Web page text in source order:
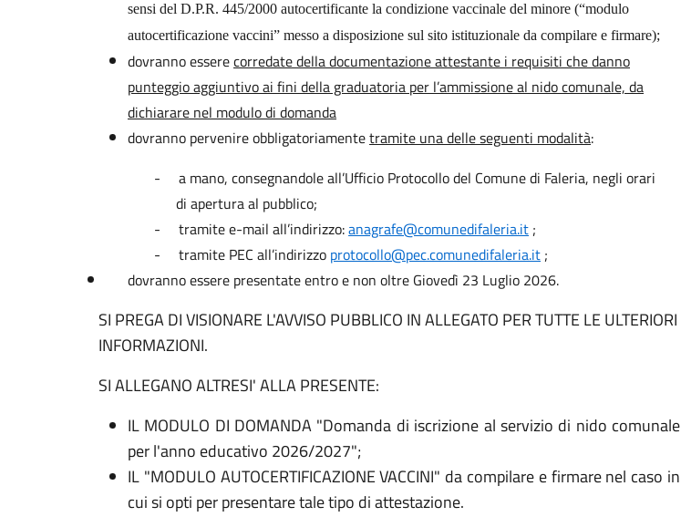
sensi del D.P.R. 445/2000 autocertificante la condizione vaccinale del minore (“modulo
autocertificazione vaccini” messo a disposizione sul sito istituzionale da compilare e firmare);
dovranno esserecorredate della documentazione attestante i requisiti che danno
punteggio aggiuntivo ai fini della graduatoria per l’ammissione al nido comunale, da
dichiarare nel modulo di domanda
dovranno pervenire obbligatoriamentetramite una delle seguenti modalità:
-
a mano, consegnandole all’Ufficio Protocollo del Comune di Faleria, negli orari
di apertura al pubblico;
-
tramite e-mail all’indirizzo:anagrafe@comunedifaleria.it ;
-
tramite PEC all’indirizzo protocollo@pec.comunedifaleria.it ;
dovranno essere presentate entro e non oltre Giovedì 23 Luglio 2026.
SI PREGA DI VISIONARE L'AVVISO PUBBLICO IN ALLEGATO PER TUTTE LE ULTERIORI
INFORMAZIONI.
SI ALLEGANO ALTRESI' ALLA PRESENTE:
IL MODULO DI DOMANDA "Domanda di iscrizione al servizio di nido comunale
per l'anno educativo 2026/2027";
IL "MODULO AUTOCERTIFICAZIONE VACCINI" da compilare e firmare nel caso in
cui si opti per presentare tale tipo di attestazione.